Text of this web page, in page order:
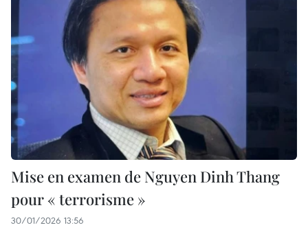
Mise en examen de Nguyen Dinh Thang
pour « terrorisme »
30/01/2026 13:56